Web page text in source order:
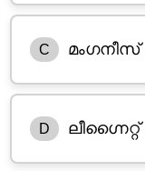
C മംഗനീസ്‌
D ലീഗ്നൈറ്റ്